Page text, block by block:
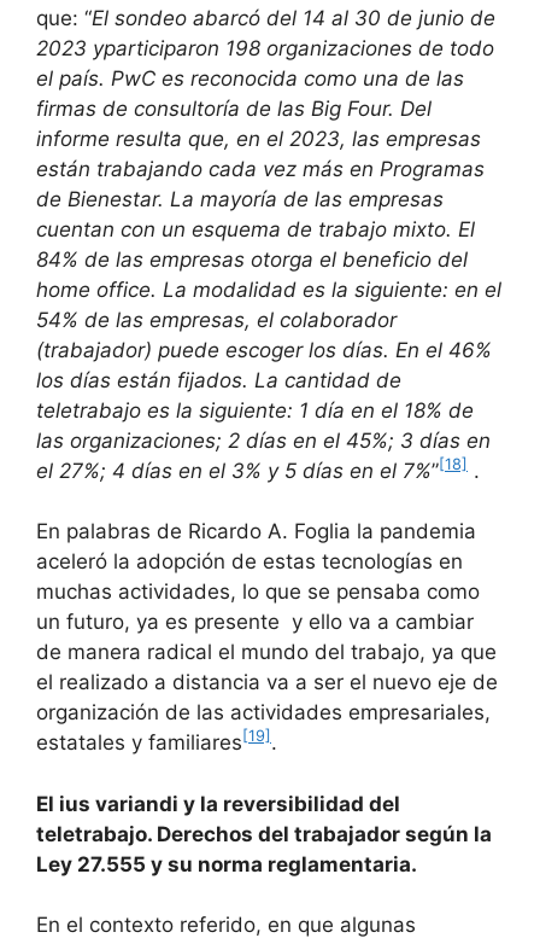
que: “El sondeo abarcó del 14 al 30 de junio de
2023 yparticiparon 198 organizaciones de todo
el país. PwC es reconocida como una de las
firmas de consultoría de las Big Four. Del
informe resulta que, en el 2023, las empresas
están trabajando cada vez más en Programas
de Bienestar. La mayoría de las empresas
cuentan con un esquema de trabajo mixto. El
84% de las empresas otorga el beneficio del
home office. La modalidad es la siguiente: en el
54% de las empresas, el colaborador
(trabajador) puede escoger los días. En el 46%
los días están fijados. La cantidad de
teletrabajo es la siguiente: 1 día en el 18% de
las organizaciones; 2 días en el 45%; 3 días en
el 27%; 4 días en el 3% y 5 días en el 7%”[18] .
En palabras de Ricardo A. Foglia la pandemia
aceleró la adopción de estas tecnologías en
muchas actividades, lo que se pensaba como
un futuro, ya es presente y ello va a cambiar
de manera radical el mundo del trabajo, ya que
el realizado a distancia va a ser el nuevo eje de
organización de las actividades empresariales,
estatales y familiares [19] .
El ius variandi y la reversibilidad del
teletrabajo. Derechos del trabajador según la
Ley 27.555 y su norma reglamentaria.
En el contexto referido, en que algunas